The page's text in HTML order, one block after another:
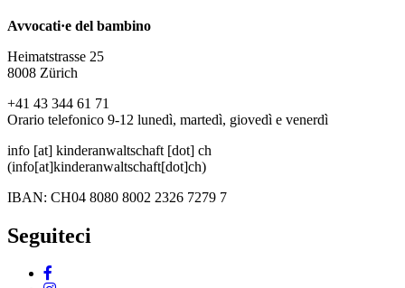
Avvocati·e del bambino
Heimatstrasse 25
8008 Zürich
+41 43 344 61 71
Orario telefonico 9-12 lunedì, martedì, giovedì e venerdì
info [at] kinderanwaltschaft [dot] ch
(info[at]kinderanwaltschaft[dot]ch)
IBAN: CH04 8080 8002 2326 7279 7
Seguiteci